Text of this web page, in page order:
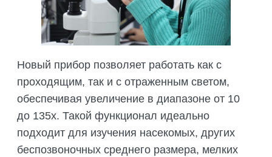
ОБОСНОВАНИЙ
ОРГАНИЗАЦИЯ ТРЕНИНГОВ И
ОРГАНИЗАЦИЯ ПОЛЕВЫХ ПРАКТИК,
СТАЖИРОВОК
СОВМЕСТНО С НАУЧНЫМ
ОБЩЕСТВОМ ТЕТИС
СЕЛЕВИНИЯ
SAIGA NEWS
Новый прибор позволяет работать как с
проходящим, так и с отраженным светом,
обеспечивая увеличение в диапазоне от 10
до 135x. Такой функционал идеально
подходит для изучения насекомых, других
беспозвоночных среднего размера, мелких